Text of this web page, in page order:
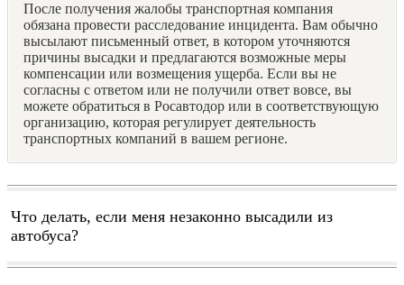
После получения жалобы транспортная компания
обязана провести расследование инцидента. Вам обычно
высылают письменный ответ, в котором уточняются
причины высадки и предлагаются возможные меры
компенсации или возмещения ущерба. Если вы не
согласны с ответом или не получили ответ вовсе, вы
можете обратиться в Росавтодор или в соответствующую
организацию, которая регулирует деятельность
транспортных компаний в вашем регионе.
Что делать, если меня незаконно высадили из
автобуса?